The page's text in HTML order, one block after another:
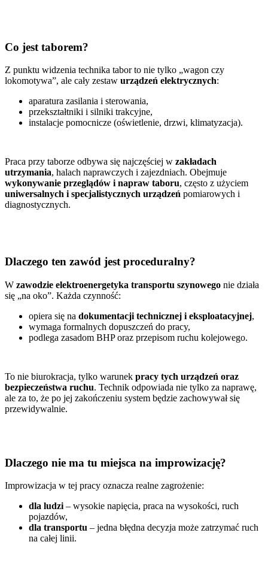
Co jest taborem?
Z punktu widzenia technika tabor to nie tylko „wagon czy
lokomotywa”, ale cały zestaw urządzeń elektrycznych:
aparatura zasilania i sterowania,
przekształtniki i silniki trakcyjne,
instalacje pomocnicze (oświetlenie, drzwi, klimatyzacja).
Praca przy taborze odbywa się najczęściej w zakładach
utrzymania, halach naprawczych i zajezdniach. Obejmuje
wykonywanie przeglądów i napraw taboru, często z użyciem
uniwersalnych i specjalistycznych urządzeń pomiarowych i
diagnostycznych.
Dlaczego ten zawód jest proceduralny?
W zawodzie elektroenergetyka transportu szynowego nie działa
się „na oko”. Każda czynność:
opiera się na dokumentacji technicznej i eksploatacyjnej,
wymaga formalnych dopuszczeń do pracy,
podlega zasadom BHP oraz przepisom ruchu kolejowego.
To nie biurokracja, tylko warunek pracy tych urządzeń oraz
bezpieczeństwa ruchu. Technik odpowiada nie tylko za naprawę,
ale za to, że po jej zakończeniu system będzie zachowywał się
przewidywalnie.
Dlaczego nie ma tu miejsca na improwizację?
Improwizacja w tej pracy oznacza realne zagrożenie:
dla ludzi – wysokie napięcia, praca na wysokości, ruch
pojazdów,
dla transportu – jedna błędna decyzja może zatrzymać ruch
na całej linii.